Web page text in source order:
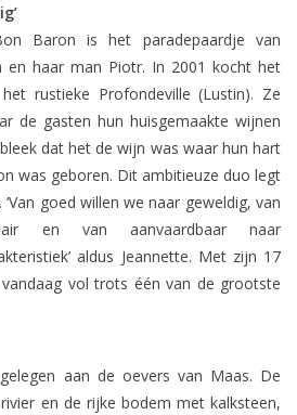
Baron is het paradepaardje van
en haar man Piotr. In 2001 kocht het
rustieke Profondeville (Lustin). Ze
de gasten hun huisgemaakte wijnen
dat het de wijn was waar hun hart
was geboren. Dit ambitieuze duo legt
goed willen we naar geweldig, van
en van aanvaardbaar naar
aldus Jeannette. Met zijn 17
vol trots één van de grootste
aan de oevers van Maas. De
en de rijke bodem met kalksteen,